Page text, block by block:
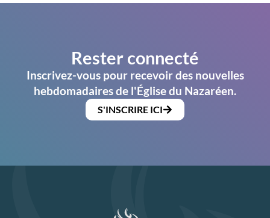
Rester connecté
Inscrivez-vous pour recevoir des nouvelles
hebdomadaires de l'Église du Nazaréen.
S'INSCRIRE ICI